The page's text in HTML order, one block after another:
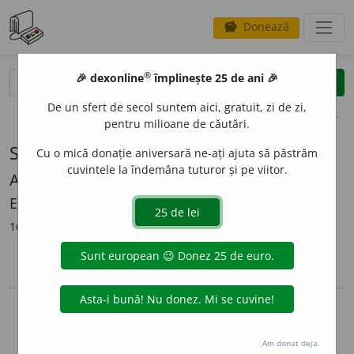
savings Donează
opțiuni
Sursă: Etimologii romînești
Alexandru Graur
Editura Academiei RPR, 1963
162 din 150 definiții importate (100,00% complet)
lista de surse
Copyright © 2004-2026 dexonline (https://dexonline.ro)
prin orice metode de extragere automată (web scraping, crawling),
🎉 dexonline® împlinește 25 de ani 🎉
De un sfert de secol suntem aici, gratuit, zi de zi,
pentru milioane de căutări.
Cu o mică donație aniversară ne-ați ajuta să păstrăm
cuvintele la îndemâna tuturor și pe viitor.
Am donat deja.